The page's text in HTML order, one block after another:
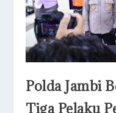
Polda Jambi
Tiga Pelaku